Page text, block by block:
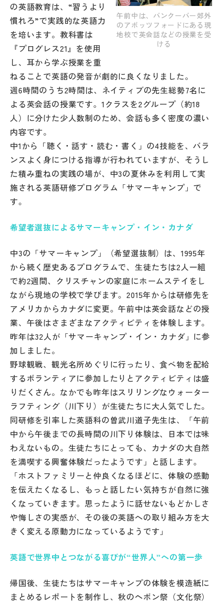
学校からのお知らせ
学校HP最新情報
特集
NettyLandかわら版
その他
お問い合わせ
個人情報保護方針
サイトマップ
運営会社
午前中は、バンクーバー郊外
のアボッツフォードにある現
地校で英会話などの授業を受
ける
の英語教育は、“習うより
慣れろ”で実践的な英語力
を培います。教科書は
『プログレス21』を使用
し、耳から学ぶ授業を重
ねることで英語の発音が劇的に良くなりました。
週6時間のうち2時間は、ネイティブの先生総勢7名に
よる英会話の授業です。1クラスを2グループ（約18
人）に分けた少人数制のため、会話も多く密度の濃い
内容です。
中1から「聴く・話す・読む・書く」の4技能を、バラ
ンスよく身につける指導が行われていますが、そうし
た積み重ねの実践の場が、中3の夏休みを利用して実
施される英語研修プログラム「サマーキャンプ」で
す。
希望者選抜によるサマーキャンプ・イン・カナダ
中3の「サマーキャンプ」（希望選抜制）は、1995年
から続く歴史あるプログラムで、生徒たちは2人一組
で約2週間、クリスチャンの家庭にホームステイをし
ながら現地の学校で学びます。2015年からは研修先を
アメリカからカナダに変更。午前中は英会話などの授
業、午後はさまざまなアクティビティを体験します。
昨年は32人が「サマーキャンプ・イン・カナダ」に参
加しました。
野球観戦、観光名所めぐりに行ったり、食べ物を配給
するボランティアに参加したりとアクティビティは盛
りだくさん。なかでも昨年はスリリングなウォーター
ラフティング（川下り）が生徒たちに大人気でした。
同研修を引率した英語科の曽武川道子先生は、「午前
中から午後までの長時間の川下り体験は、日本では味
わえないもの。生徒たちにとっても、カナダの大自然
を満喫する興奮体験だったようです」と話します。
「ホストファミリーと仲良くなるほどに、体験の感動
を伝えたくなるし、もっと話したい気持ちが自然に強
くなっていきます。思ったように話せないもどかしさ
や悔しさの実感が、その後の英語への取り組み方を大
きく変える原動力になっているようです」
英語で世界中とつながる喜びが“世界人”への第一歩
帰国後、生徒たちはサマーキャンプの体験を模造紙に
まとめるレポートを制作し、秋のヘボン祭（文化祭）